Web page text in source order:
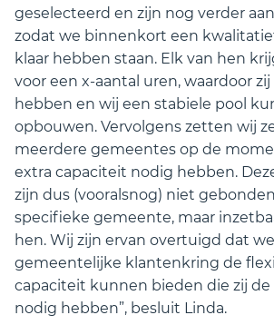
geselecteerd en zijn nog verder
zodat we binnenkort een
klaar hebben staan. Elk van hen
voor een x-aantal uren, waardoor
hebben en wij een stabiele pool
opbouwen. Vervolgens zetten wij
meerdere gemeentes op de
extra capaciteit nodig hebben.
zijn dus (vooralsnog) niet
specifieke gemeente, maar
hen. Wij zijn ervan overtuigd dat
gemeentelijke klantenkring de
capaciteit kunnen bieden die zij
nodig hebben”, besluit Linda.